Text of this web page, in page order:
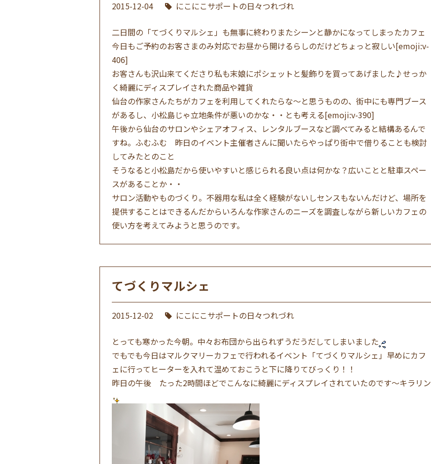
2015-12-04 にこにこサポートの日々つれづれ
二日間の「てづくりマルシェ」も無事に終わりまたシーンと静かになってしまったカフェ
今日もご予約のお客さまのみ対応でお昼から開けるらしのだけどちょっと寂しい[emoji:v-
406]
お客さんも沢山来てくださり私も末娘にポシェットと髪飾りを買ってあげました♪せっか
く綺麗にディスプレイされた商品や雑貨
仙台の作家さんたちがカフェを利用してくれたらな〜と思うものの、街中にも専門ブース
があるし、小松島じゃ立地条件が悪いのかな・・とも考える[emoji:v-390]
午後から仙台のサロンやシェアオフィス、レンタルブースなど調べてみると結構あるんで
すね。ふむふむ 昨日のイベント主催者さんに聞いたらやっぱり街中で借りることも検討
してみたとのこと
そうなると小松島だから使いやすいと感じられる良い点は何かな？広いことと駐車スペー
スがあることか・・
サロン活動やものづくり。不器用な私は全く経験がないしセンスもないんだけど、場所を
提供することはできるんだからいろんな作家さんのニーズを調査しながら新しいカフェの
使い方を考えてみようと思うのです。
てづくりマルシェ
2015-12-02 にこにこサポートの日々つれづれ
とっても寒かった今朝。中々お布団から出られずうだうだしてしまいました
でもでも今日はマルクマリーカフェで行われるイベント「てづくりマルシェ」早めにカフ
ェに行ってヒーターを入れて温めておこうと下に降りてびっくり！！
昨日の午後 たった2時間ほどでこんなに綺麗にディスプレイされていたのです〜キラリン